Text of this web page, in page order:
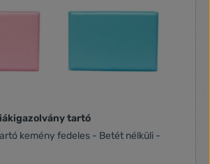
tartó
kemény fedeles - Betét nélküli -